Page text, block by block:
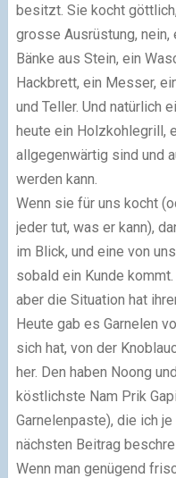
besitzt. Sie kocht
grosse Ausrüstung, nein,
Bänke aus Stein, ein
Hackbrett, ein Messer,
und Teller. Und natürlich
heute ein Holzkohlegrill,
allgegenwärtig sind und
werden kann.
Wenn sie für uns kocht
jeder tut, was er kann),
im Blick, und eine von
sobald ein Kunde
aber die Situation hat
Heute gab es Garnelen
sich hat, von der
her. Den haben Noong
köstlichste Nam Prik
Garnelenpaste), die ich
nächsten Beitrag
Wenn man genügend